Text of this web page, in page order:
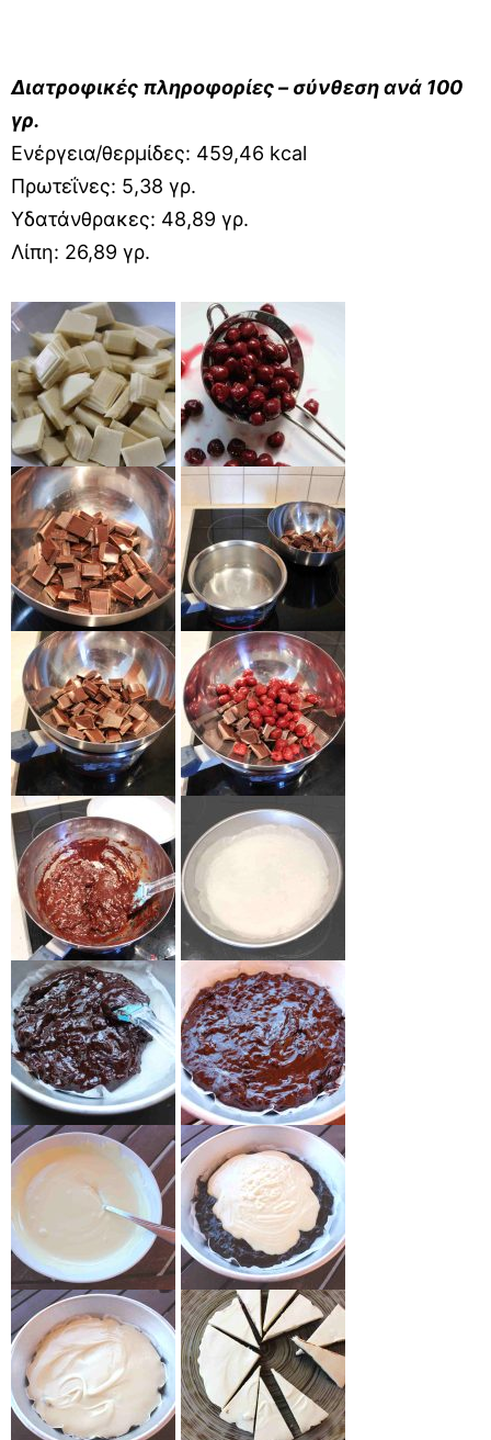
Διατροφικές πληροφορίες – σύνθεση ανά 100
γρ.
Ενέργεια/θερμίδες: 459,46 kcal
Πρωτεΐνες: 5,38 γρ.
Υδατάνθρακες: 48,89 γρ.
Λίπη: 26,89 γρ.